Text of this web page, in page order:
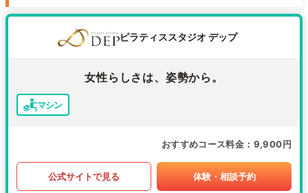
ピラティススタジオ デップ
女性らしさは、姿勢から。
マシン
おすすめコース料金 9,900円
公式サイトで見る 体験・相談予約